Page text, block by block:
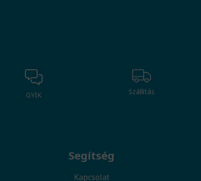
GYIK Szállítás
Segítség
Kapcsolat